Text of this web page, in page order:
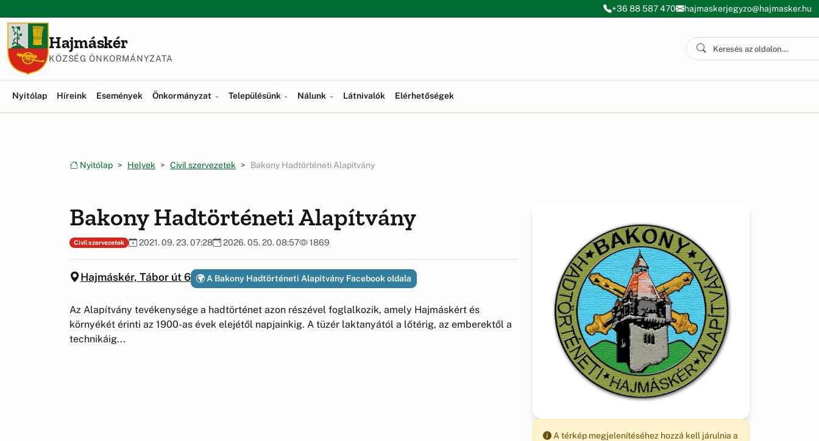
+36 88 587 470 hajmaskerjegyzo@hajmasker.hu
Hajmáskér
KÖZSÉG ÖNKORMÁNYZATA
Nyitólap Híreink Események Önkormányzat Településünk Nálunk Látnivalók Elérhetőségek
Nyitólap Helyek Civil szervezetek Bakony Hadtörténeti Alapítvány
Bakony Hadtörténeti Alapítvány
Civil szervezetek 2021. 09. 23. 07:28 2026. 05. 20. 08:57 1869
Hajmáskér, Tábor út 6 A Bakony Hadtörténeti Alapítvány Facebook oldala
Az Alapítvány tevékenysége a hadtörténet azon részével foglalkozik, amely Hajmáskért és
környékét érinti az 1900-as évek elejétől napjainkig. A tüzér laktanyától a lőtérig, az emberektől a
technikáig...
A térkép megjelenítéséhez hozzá kell járulnia a